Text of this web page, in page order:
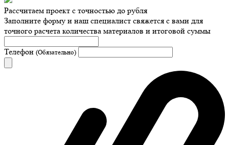
Рассчитаем проект с точностью до рубля
Заполните форму и наш специалист свяжется с вами для
точного расчета количества материалов и итоговой суммы
Телефон (Обязательно)